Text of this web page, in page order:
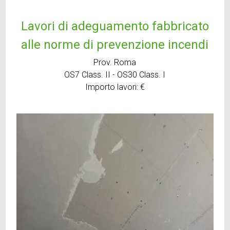
Lavori di adeguamento fabbricato
alle norme di prevenzione incendi
Prov. Roma
OS7 Class. II - OS30 Class. I
Importo lavori: €